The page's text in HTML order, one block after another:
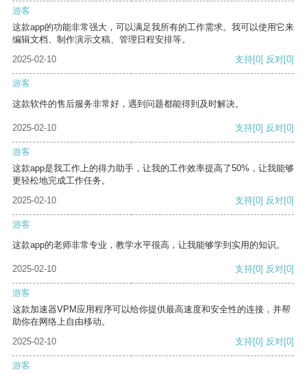
游客
这款app的功能非常强大，可以满足我所有的工作需求。我可以使用它来
编辑文档、制作演示文稿、管理日程安排等。
2025-02-10
支持[0] 反对[0]
游客
这款软件的售后服务非常好，遇到问题都能得到及时解决。
2025-02-10 支持[0] 反对[0]
游客
这款app是我工作上的得力助手，让我的工作效率提高了50%，让我能够
更轻松地完成工作任务。
2025-02-10
支持[0] 反对[0]
游客
这款app的老师非常专业，教学水平很高，让我能够学到实用的知识。
2025-02-10 支持[0] 反对[0]
游客
这款加速器VPM应用程序可以给你提供最高速度和安全性的连接，并帮
助你在网络上自由移动。
2025-02-10
支持[0] 反对[0]
游客